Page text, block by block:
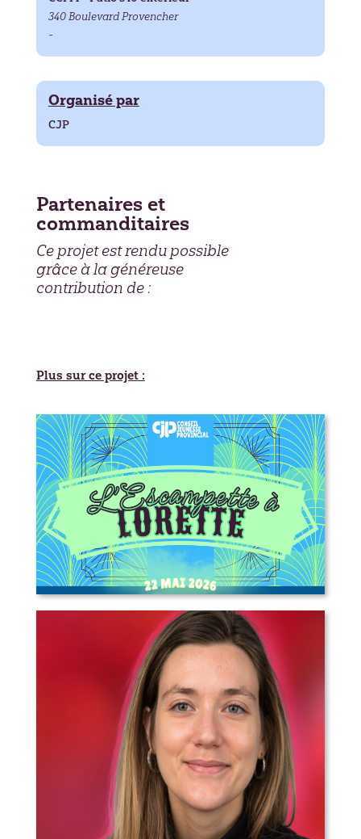
340 Boulevard Provencher
-
Organisé par
CJP
Partenaires et
commanditaires
Ce projet est rendu possible
grâce à la généreuse
contribution de :
Plus sur ce projet :
L’Escampette à Lorette – appel aux
artistes, marchands, bénévoles et